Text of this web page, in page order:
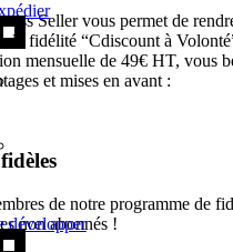
développer
Seller vous permet de
de fidélité “Cdiscount à
mensuelle de 49€ HT, vous
et mises en avant :
de notre programme de
non abonnés !